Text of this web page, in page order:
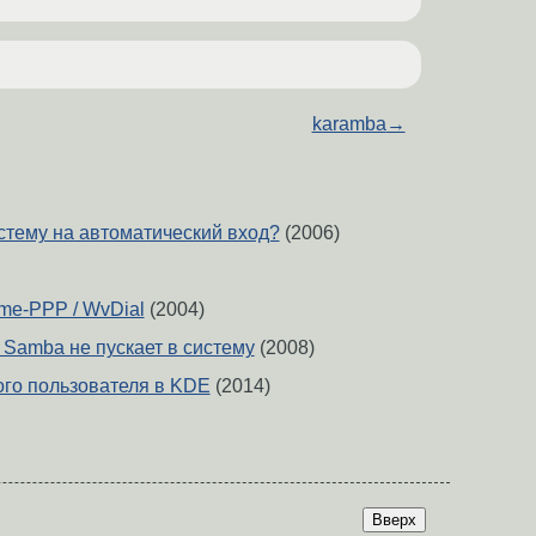
karamba →
на автоматический вход?(2006)
PPP / WvDial (2004)
не пускает в систему(2008)
пользователя в KDE (2014)
Вверх